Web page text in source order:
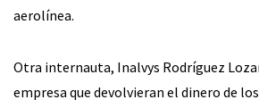
aerolínea.
Otra internauta, Inalvys Rodríguez
empresa que devolvieran el dinero de